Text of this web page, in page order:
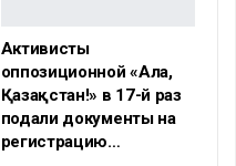
Активисты
оппозиционной «Алға,
Қазақстан!» в 17-й раз
подали документы на
регистрацию…